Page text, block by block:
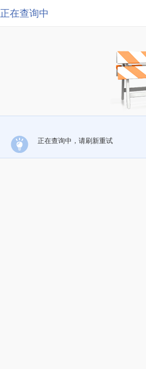
正在查询中
正在查询中，请刷新重试